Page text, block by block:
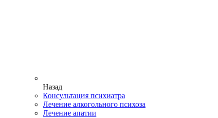
Назад
Консультация психиатра
Лечение алкогольного психоза
Лечение апатии